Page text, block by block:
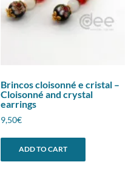
Brincos cloisonné e cristal –
Cloisonné and crystal
earrings
9,50€
ADD TO CART